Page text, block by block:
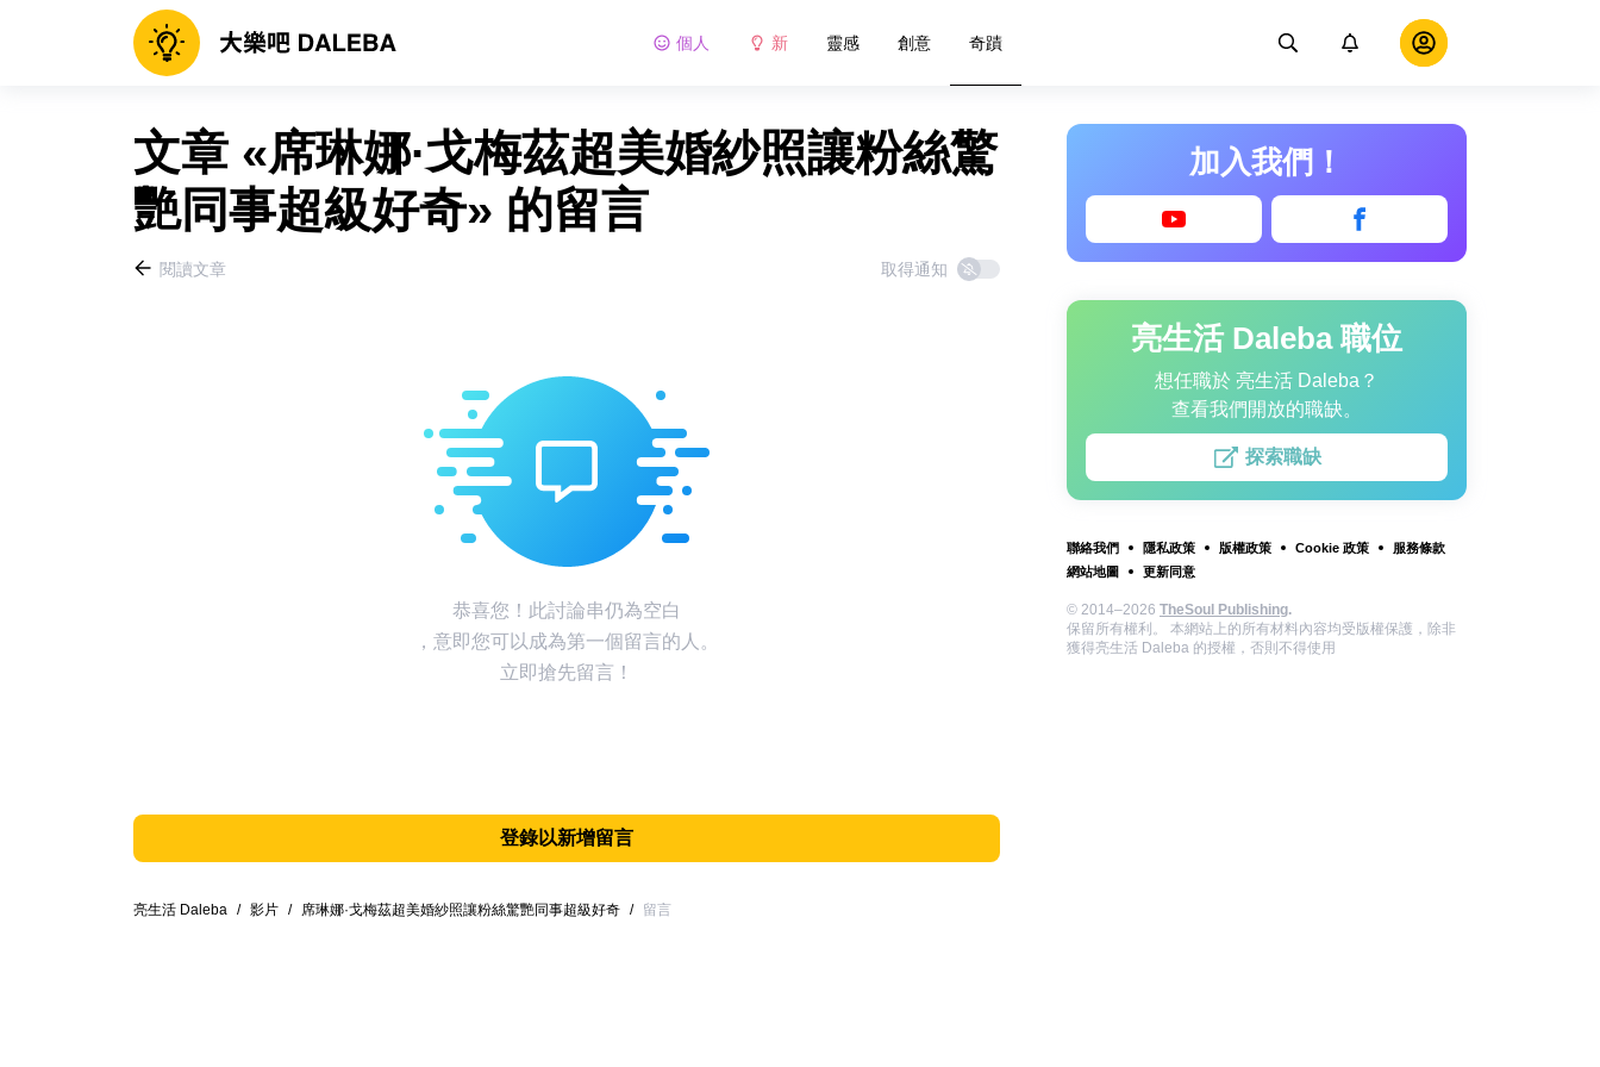
個人 新 靈感 創意 奇蹟
加入我們！
亮生活 Daleba 職位
想任職於 亮生活 Daleba？
查看我們開放的職缺。
探索職缺
聯絡我們 隱私政策 版權政策 Cookie 政策
服務條款
網站地圖
更新同意
© 2014–2026 TheSoul Publishing.
保留所有權利。 本網站上的所有材料內容均受版權保護，除非
獲得亮生活 Daleba 的授權，否則不得使用
文章 «席琳娜·戈梅茲超美婚紗照讓粉絲驚
艷同事超級好奇» 的留言
閱讀文章 取得通知
恭喜您！此討論串仍為空白
，意即您可以成為第一個留言的人。
立即搶先留言！
登錄以新增留言
亮生活 Daleba / 影片 / 席琳娜·戈梅茲超美婚紗照讓粉絲驚艷同事超級好奇 / 留言